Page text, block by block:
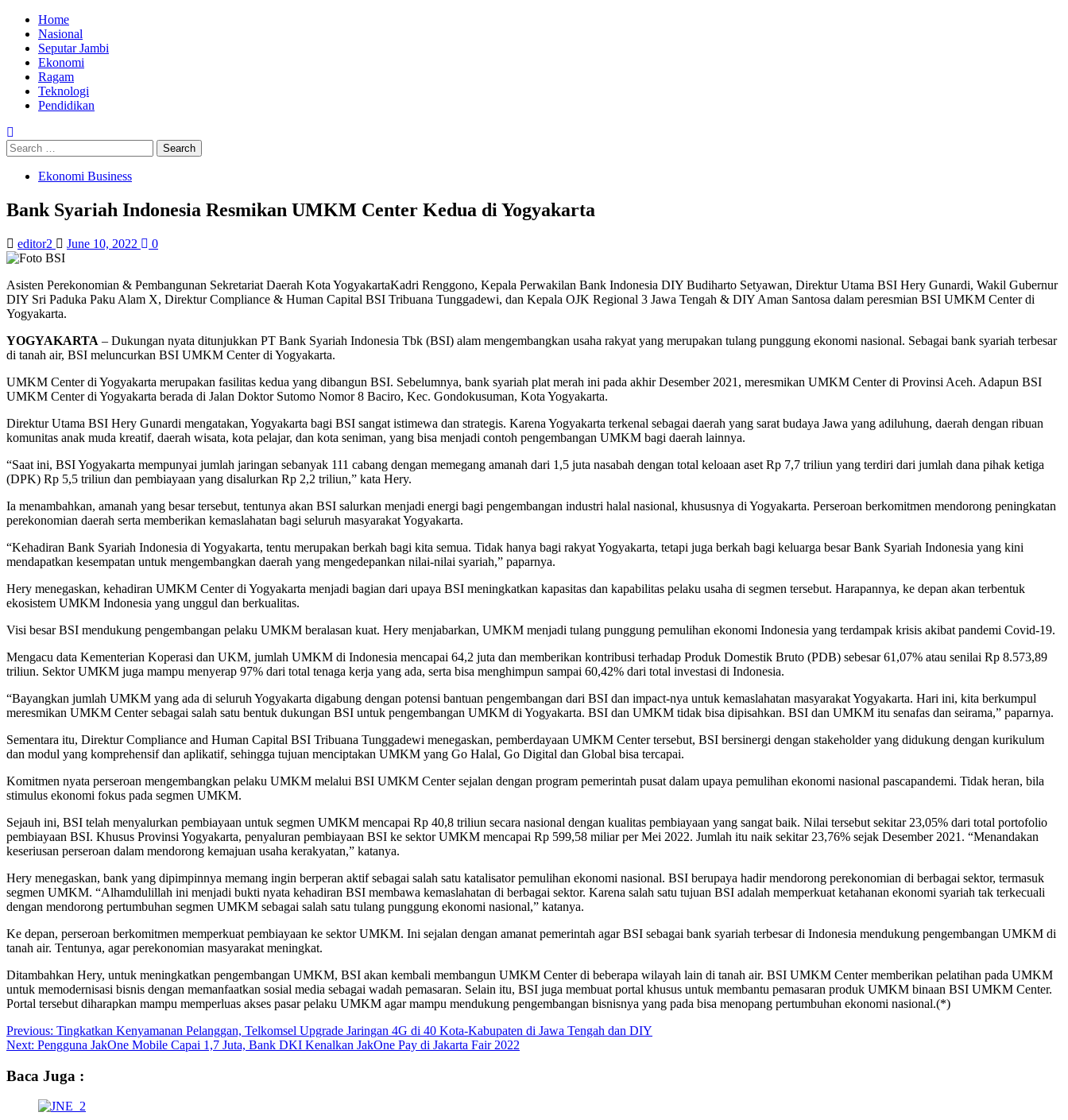
Skip
content
Primary
Menu
Home
Nasional
Seputar Jambi
Ekonomi
Ragam
Teknologi
Pendidikan
Search
for:
Ekonomi Business
Bank Syariah Indonesia Resmikan UMKM Center Kedua di Yogyakarta
editor2 June 10, 2022 0
Asisten Perekonomian & Pembangunan Sekretariat Daerah Kota YogyakartaKadri Renggono, Kepala Perwakilan Bank Indonesia DIY Budiharto Setyawan, Direktur Utama BSI Hery Gunardi, Wakil Gubernur
DIY Sri Paduka Paku Alam X, Direktur Compliance & Human Capital BSI Tribuana Tunggadewi, dan Kepala OJK Regional 3 Jawa Tengah & DIY Aman Santosa dalam peresmian BSI UMKM Center di
Yogyakarta.
YOGYAKARTA – Dukungan nyata ditunjukkan PT Bank Syariah Indonesia Tbk (BSI) alam mengembangkan usaha rakyat yang merupakan tulang punggung ekonomi nasional. Sebagai bank syariah terbesar
di tanah air, BSI meluncurkan BSI UMKM Center di Yogyakarta.
UMKM Center di Yogyakarta merupakan fasilitas kedua yang dibangun BSI. Sebelumnya, bank syariah plat merah ini pada akhir Desember 2021, meresmikan UMKM Center di Provinsi Aceh. Adapun BSI
UMKM Center di Yogyakarta berada di Jalan Doktor Sutomo Nomor 8 Baciro, Kec. Gondokusuman, Kota Yogyakarta.
Direktur Utama BSI Hery Gunardi mengatakan, Yogyakarta bagi BSI sangat istimewa dan strategis. Karena Yogyakarta terkenal sebagai daerah yang sarat budaya Jawa yang adiluhung, daerah dengan ribuan
komunitas anak muda kreatif, daerah wisata, kota pelajar, dan kota seniman, yang bisa menjadi contoh pengembangan UMKM bagi daerah lainnya.
“Saat ini, BSI Yogyakarta mempunyai jumlah jaringan sebanyak 111 cabang dengan memegang amanah dari 1,5 juta nasabah dengan total keloaan aset Rp 7,7 triliun yang terdiri dari jumlah dana pihak ketiga
(DPK) Rp 5,5 triliun dan pembiayaan yang disalurkan Rp 2,2 triliun,” kata Hery.
Ia menambahkan, amanah yang besar tersebut, tentunya akan BSI salurkan menjadi energi bagi pengembangan industri halal nasional, khususnya di Yogyakarta. Perseroan berkomitmen mendorong peningkatan
perekonomian daerah serta memberikan kemaslahatan bagi seluruh masyarakat Yogyakarta.
“Kehadiran Bank Syariah Indonesia di Yogyakarta, tentu merupakan berkah bagi kita semua. Tidak hanya bagi rakyat Yogyakarta, tetapi juga berkah bagi keluarga besar Bank Syariah Indonesia yang kini
mendapatkan kesempatan untuk mengembangkan daerah yang mengedepankan nilai-nilai syariah,” paparnya.
Hery menegaskan, kehadiran UMKM Center di Yogyakarta menjadi bagian dari upaya BSI meningkatkan kapasitas dan kapabilitas pelaku usaha di segmen tersebut. Harapannya, ke depan akan terbentuk
ekosistem UMKM Indonesia yang unggul dan berkualitas.
Visi besar BSI mendukung pengembangan pelaku UMKM beralasan kuat. Hery menjabarkan, UMKM menjadi tulang punggung pemulihan ekonomi Indonesia yang terdampak krisis akibat pandemi Covid-19.
Mengacu data Kementerian Koperasi dan UKM, jumlah UMKM di Indonesia mencapai 64,2 juta dan memberikan kontribusi terhadap Produk Domestik Bruto (PDB) sebesar 61,07% atau senilai Rp 8.573,89
triliun. Sektor UMKM juga mampu menyerap 97% dari total tenaga kerja yang ada, serta bisa menghimpun sampai 60,42% dari total investasi di Indonesia.
“Bayangkan jumlah UMKM yang ada di seluruh Yogyakarta digabung dengan potensi bantuan pengembangan dari BSI dan impact-nya untuk kemaslahatan masyarakat Yogyakarta. Hari ini, kita berkumpul
meresmikan UMKM Center sebagai salah satu bentuk dukungan BSI untuk pengembangan UMKM di Yogyakarta. BSI dan UMKM tidak bisa dipisahkan. BSI dan UMKM itu senafas dan seirama,” paparnya.
Sementara itu, Direktur Compliance and Human Capital BSI Tribuana Tunggadewi menegaskan, pemberdayaan UMKM Center tersebut, BSI bersinergi dengan stakeholder yang didukung dengan kurikulum
dan modul yang komprehensif dan aplikatif, sehingga tujuan menciptakan UMKM yang Go Halal, Go Digital dan Global bisa tercapai.
Komitmen nyata perseroan mengembangkan pelaku UMKM melalui BSI UMKM Center sejalan dengan program pemerintah pusat dalam upaya pemulihan ekonomi nasional pascapandemi. Tidak heran, bila
stimulus ekonomi fokus pada segmen UMKM.
Sejauh ini, BSI telah menyalurkan pembiayaan untuk segmen UMKM mencapai Rp 40,8 triliun secara nasional dengan kualitas pembiayaan yang sangat baik. Nilai tersebut sekitar 23,05% dari total portofolio
pembiayaan BSI. Khusus Provinsi Yogyakarta, penyaluran pembiayaan BSI ke sektor UMKM mencapai Rp 599,58 miliar per Mei 2022. Jumlah itu naik sekitar 23,76% sejak Desember 2021. “Menandakan
keseriusan perseroan dalam mendorong kemajuan usaha kerakyatan,” katanya.
Hery menegaskan, bank yang dipimpinnya memang ingin berperan aktif sebagai salah satu katalisator pemulihan ekonomi nasional. BSI berupaya hadir mendorong perekonomian di berbagai sektor, termasuk
segmen UMKM. “Alhamdulillah ini menjadi bukti nyata kehadiran BSI membawa kemaslahatan di berbagai sektor. Karena salah satu tujuan BSI adalah memperkuat ketahanan ekonomi syariah tak terkecuali
dengan mendorong pertumbuhan segmen UMKM sebagai salah satu tulang punggung ekonomi nasional,” katanya.
Ke depan, perseroan berkomitmen memperkuat pembiayaan ke sektor UMKM. Ini sejalan dengan amanat pemerintah agar BSI sebagai bank syariah terbesar di Indonesia mendukung pengembangan UMKM di
tanah air. Tentunya, agar perekonomian masyarakat meningkat.
Ditambahkan Hery, untuk meningkatkan pengembangan UMKM, BSI akan kembali membangun UMKM Center di beberapa wilayah lain di tanah air. BSI UMKM Center memberikan pelatihan pada UMKM
untuk memodernisasi bisnis dengan memanfaatkan sosial media sebagai wadah pemasaran. Selain itu, BSI juga membuat portal khusus untuk membantu pemasaran produk UMKM binaan BSI UMKM Center.
Portal tersebut diharapkan mampu memperluas akses pasar pelaku UMKM agar mampu mendukung pengembangan bisnisnya yang pada bisa menopang pertumbuhan ekonomi nasional.(*)
Post
navigation
Previous: Tingkatkan Kenyamanan Pelanggan, Telkomsel Upgrade Jaringan 4G di 40 Kota-Kabupaten di Jawa Tengah dan DIY
Next: Pengguna JakOne Mobile Capai 1,7 Juta, Bank DKI Kenalkan JakOne Pay di Jakarta Fair 2022
Baca Juga :